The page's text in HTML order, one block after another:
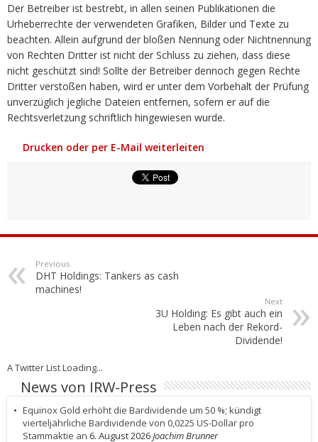
Der Betreiber ist bestrebt, in allen seinen Publikationen die
Urheberrechte der verwendeten Grafiken, Bilder und Texte zu
beachten. Allein aufgrund der bloßen Nennung oder Nichtnennung
von Rechten Dritter ist nicht der Schluss zu ziehen, dass diese
nicht geschützt sind! Sollte der Betreiber dennoch gegen Rechte
Dritter verstoßen haben, wird er unter dem Vorbehalt der Prüfung
unverzüglich jegliche Dateien entfernen, sofern er auf die
Rechtsverletzung schriftlich hingewiesen wurde.
Drucken oder per E-Mail weiterleiten
Previous
DHT Holdings: Tankers as cash
machines!
Next
3U Holding: Es gibt auch ein
Leben nach der Rekord-
Dividende!
A Twitter List Loading...
News von IRW-Press
Equinox Gold erhöht die Bardividende um 50 %; kündigt
vierteljährliche Bardividende von 0,0225 US-Dollar pro
Stammaktie an 6. August 2026Joachim Brunner